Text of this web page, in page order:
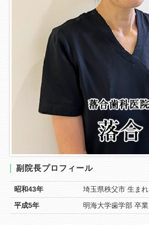
副院長プロフィール
昭和43年 埼玉県秩父市 生まれ
平成5年 明海大学歯学部 卒業